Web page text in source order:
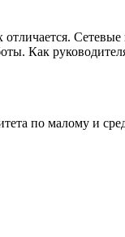
Как
по малому и